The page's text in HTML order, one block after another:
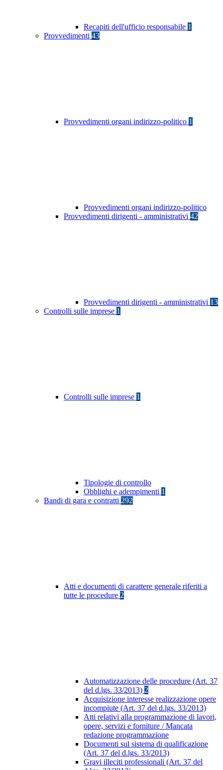
Recapiti dell'ufficio responsabile 1
Provvedimenti 43
Provvedimenti organi indirizzo-politico 1
Provvedimenti organi indirizzo-politico
Provvedimenti dirigenti - amministrativi 42
Provvedimenti dirigenti - amministrativi 13
Controlli sulle imprese 1
Controlli sulle imprese 1
Tipologie di controllo
Obblighi e adempimenti 1
Bandi di gara e contratti 292
Atti e documenti di carattere generale riferiti a
tutte le procedure 2
Automatizzazione delle procedure (Art. 37
del d.lgs. 33/2013) 2
Acquisizione interesse realizzazione opere
incompiute (Art. 37 del d.lgs. 33/2013)
Atti relativi alla programmazione di lavori,
opere, servizi e forniture / Mancata
redazione programmazione
Documenti sul sistema di qualificazione
(Art. 37 del d.lgs. 33/2013)
Gravi illeciti professionali (Art. 37 del